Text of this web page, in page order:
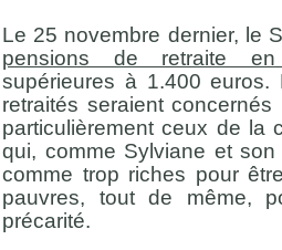
Le 25 novembre dernier, le
pensions de retraite
supérieures à 1.400
retraités seraient
particulièrement ceux de la
qui, comme Sylviane et
comme trop riches pour
pauvres, tout de même,
précarité.